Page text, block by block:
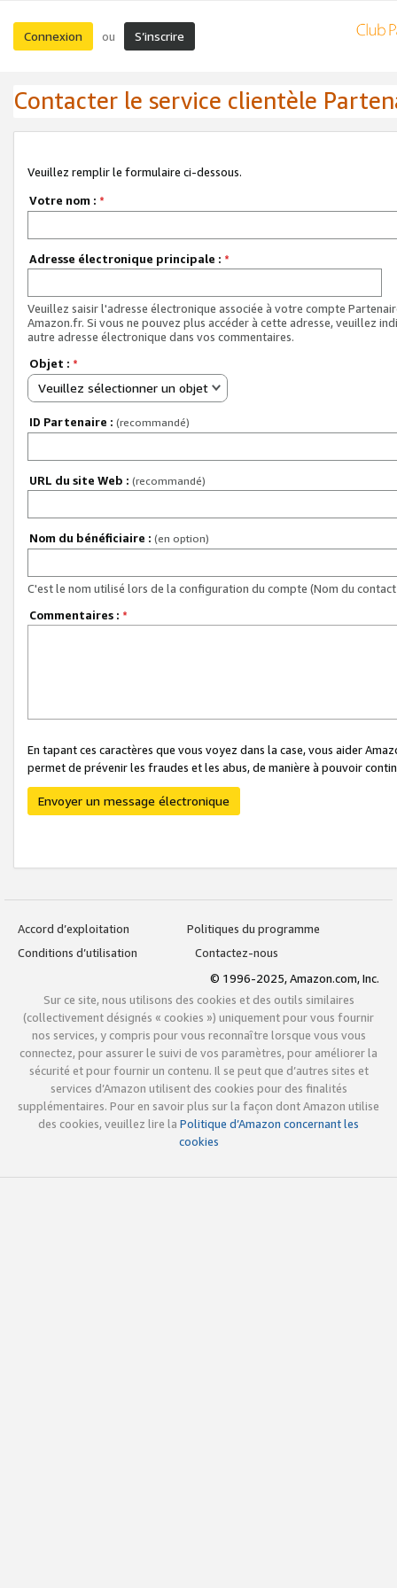
Connexion ou S’inscrire
Contacter le service clientèle
Veuillez remplir le formulaire ci-dessous.
Votre nom : *
Adresse électronique principale : *
Veuillez saisir l'adresse électronique associée à votre compte
Amazon.fr. Si vous ne pouvez plus accéder à cette adresse, veuillez
autre adresse électronique dans vos commentaires.
Objet : *
Veuillez sélectionner un objet
ID Partenaire : (recommandé)
URL du site Web : (recommandé)
Nom du bénéficiaire : (en option)
C'est le nom utilisé lors de la configuration du compte (Nom du
Commentaires : *
En tapant ces caractères que vous voyez dans la case, vous aider
permet de prévenir les fraudes et les abus, de manière à pouvoir
Envoyer un message électronique
Accord d’exploitation
Politiques du programme
Conditions d’utilisation
Contactez-nous
© 1996-2025, Amazon.com, Inc.
Sur ce site, nous utilisons des cookies et des outils similaires
(collectivement désignés « cookies ») uniquement pour vous fournir
nos services, y compris pour vous reconnaître lorsque vous vous
connectez, pour assurer le suivi de vos paramètres, pour améliorer la
sécurité et pour fournir un contenu. Il se peut que d’autres sites et
services d’Amazon utilisent des cookies pour des finalités
supplémentaires. Pour en savoir plus sur la façon dont Amazon utilise
des cookies, veuillez lire la Politique d’Amazon concernant les
cookies